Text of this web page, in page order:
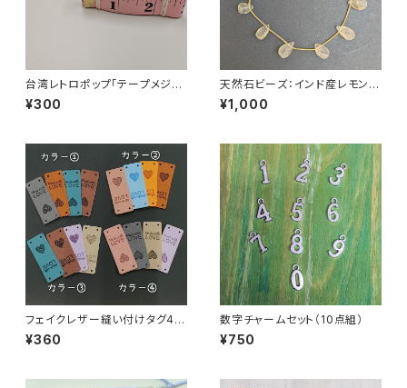
台湾レトロポップ「テープメジャ
ー」
¥300
天然石ビーズ：インド産レモンク
ォーツ ティアドロップカット 1
1粒
¥1,000
フェイクレザー縫い付けタグ4枚
セット「Made with LOVE」＆ハ
ート毛糸玉
¥360
数字チャームセット（10点組）
¥750